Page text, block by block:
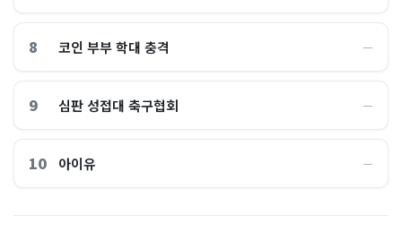
8 코인 부부 학대 충격 ―
9 심판 성접대 축구협회 ―
10 아이유 ―